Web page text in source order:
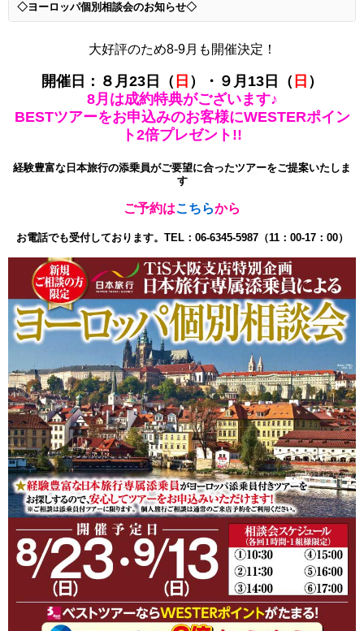
◇ヨーロッパ個別相談会のお知らせ◇
大好評のため8-9月も開催決定！
開催日：８月23日（ 日 ）・９月13日（ 日 ）
8月は成約特典がございます♪
BESTツアーをお申込みのお客様にWESTERポイン
ト2倍プレゼント!!
経験豊富な日本旅行の添乗員がご要望に合ったツアーをご提案いたしま
す
ご予約はこちらから
お電話でも受付しております。TEL：06-6345-5987（11：00-17：00）